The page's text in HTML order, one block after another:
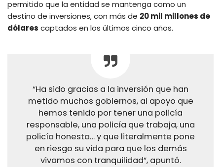
permitido que la entidad se mantenga como un
destino de inversiones, con más de 20 mil millones de
dólares captados en los últimos cinco años.
“Ha sido gracias a la inversión que han
metido muchos gobiernos, al apoyo que
hemos tenido por tener una policía
responsable, una policía que trabaja, una
policía honesta… y que literalmente pone
en riesgo su vida para que los demás
vivamos con tranquilidad”, apuntó.